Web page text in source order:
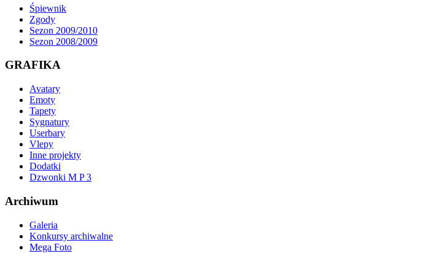
Śpiewnik
Zgody
Sezon 2009/2010
Sezon 2008/2009
GRAFIKA
Avatary
Emoty
Tapety
Sygnatury
Userbary
Vlepy
Inne projekty
Dodatki
Dzwonki M P 3
Archiwum
Galeria
Konkursy archiwalne
Mega Foto